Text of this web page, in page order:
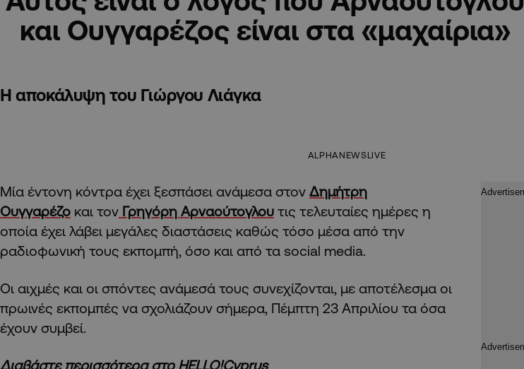
και Ουγγαρέζος είναι στα «μαχαίρια»
H αποκάλυψη του Γιώργου Λιάγκα
ALPHANEWSLIVE
Μία έντονη κόντρα έχει ξεσπάσει ανάμεσα στον Δημήτρη
Ουγγαρέζο και τον Γρηγόρη Αρναούτογλου τις τελευταίες ημέρες η
οποία έχει λάβει μεγάλες διαστάσεις καθώς τόσο μέσα από την
ραδιοφωνική τους εκπομπή, όσο και από τα social media.
Οι αιχμές και οι σπόντες ανάμεσά τους συνεχίζονται, με αποτέλεσμα οι
πρωινές εκπομπές να σχολιάζουν σήμερα, Πέμπτη 23 Απριλίου τα όσα
έχουν συμβεί.
Διαβάστε περισσότερα στο HELLO!Cyprus